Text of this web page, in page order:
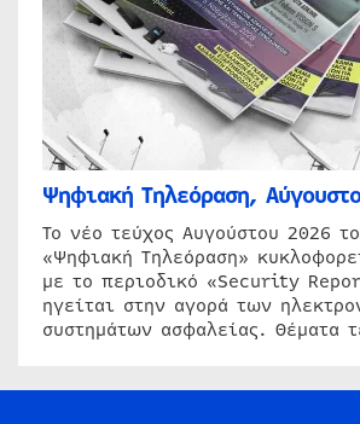
Ψηφιακή Τηλεόραση,
Το νέο τεύχος Αυγούστου 2026
«Ψηφιακή Τηλεόραση»
με το περιοδικό «Security
ηγείται στην αγορά των
συστημάτων ασφαλείας. Θέματα